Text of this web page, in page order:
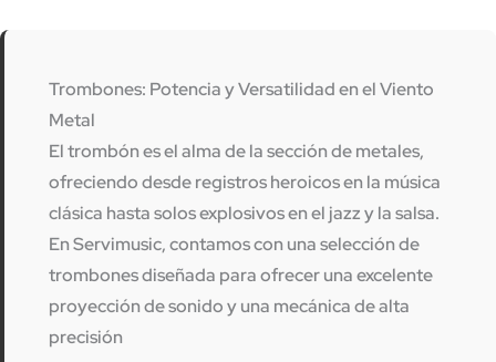
Trombones: Potencia y Versatilidad en el Viento
Metal
Eltrombónes el alma de la sección de metales,
ofreciendo desde registros heroicos en la música
clásica hasta solos explosivos en el jazz y la salsa.
EnServimusic, contamos con una selección de
trombones diseñada para ofrecer una excelente
proyección de sonido y una mecánica de alta
precisión